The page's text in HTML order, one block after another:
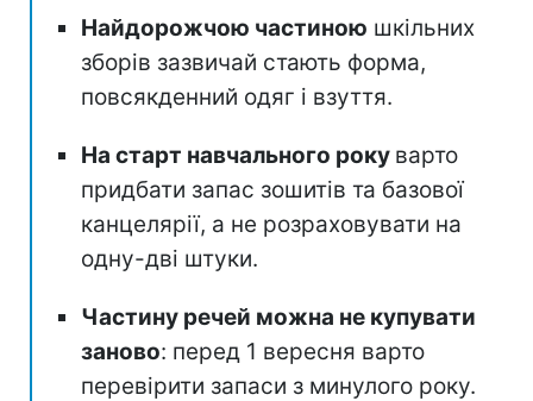
Найдорожчою частиною шкільних
зборів зазвичай стають форма,
повсякденний одяг і взуття.
На старт навчального року варто
придбати запас зошитів та базової
канцелярії, а не розраховувати на
одну-дві штуки.
Частину речей можна не купувати
заново: перед 1 вересня варто
перевірити запаси з минулого року.